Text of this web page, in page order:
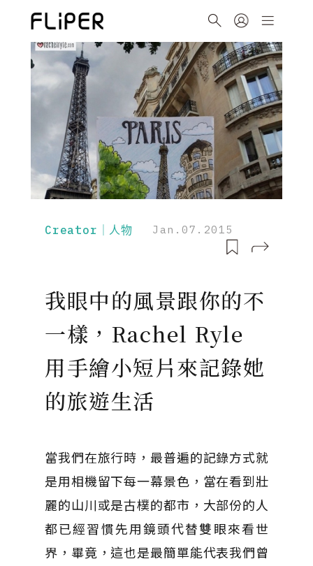
Creator｜人物 Jan.07.2015
我眼中的風景跟你的不
一樣，Rachel Ryle
用手繪小短片來記錄她
的旅遊生活
當我們在旅行時，最普遍的記錄方式就
是用相機留下每一幕景色，當在看到壯
麗的山川或是古樸的都市，大部份的人
都已經習慣先用鏡頭代替雙眼來看世
界，畢竟，這也是最簡單能代表我們曾